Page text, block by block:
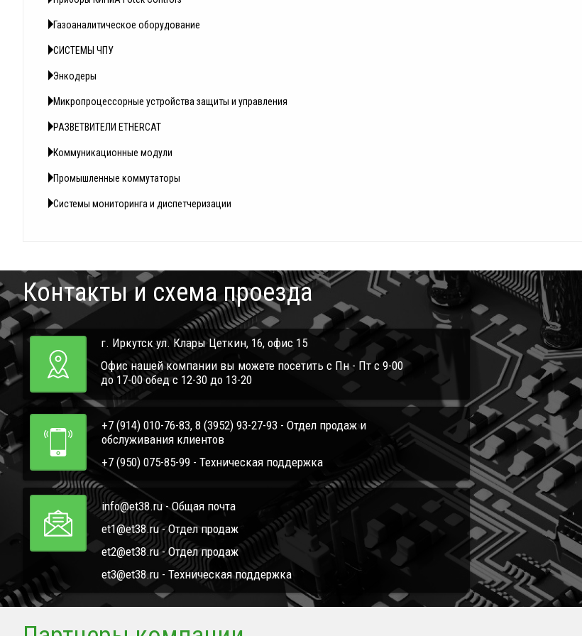
Газоаналитическое оборудование
СИСТЕМЫ ЧПУ
Энкодеры
Микропроцессорные устройства защиты и управления
РАЗВЕТВИТЕЛИ ETHERCAT
Коммуникационные модули
Промышленные коммутаторы
Системы мониторинга и диспетчеризации
Контакты и схема проезда
г. Иркутск ул. Клары Цеткин, 16, офис 15
Офис нашей компании вы можете посетить с Пн - Пт с 9-00
до 17-00 обед с 12-30 до 13-20
+7 (914) 010-76-83, 8 (3952) 93-27-93 - Отдел продаж и
обслуживания клиентов
+7 (950) 075-85-99 - Техническая поддержка
info@et38.ru - Общая почта
et1@et38.ru - Отдел продаж
et2@et38.ru - Отдел продаж
et3@et38.ru - Техническая поддержка